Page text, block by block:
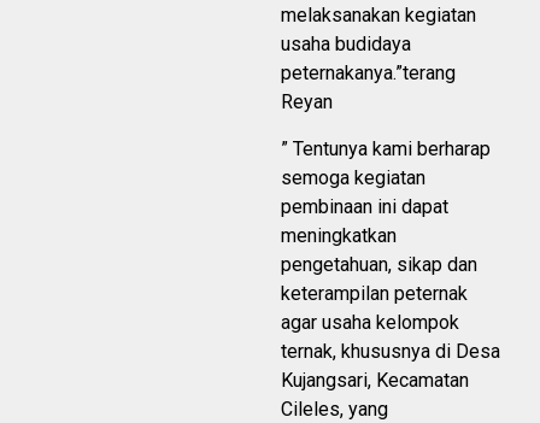
melaksanakan kegiatan
usaha budidaya
peternakanya.”terang
Reyan
” Tentunya kami berharap
semoga kegiatan
pembinaan ini dapat
meningkatkan
pengetahuan, sikap dan
keterampilan peternak
agar usaha kelompok
ternak, khususnya di Desa
Kujangsari, Kecamatan
Cileles, yang